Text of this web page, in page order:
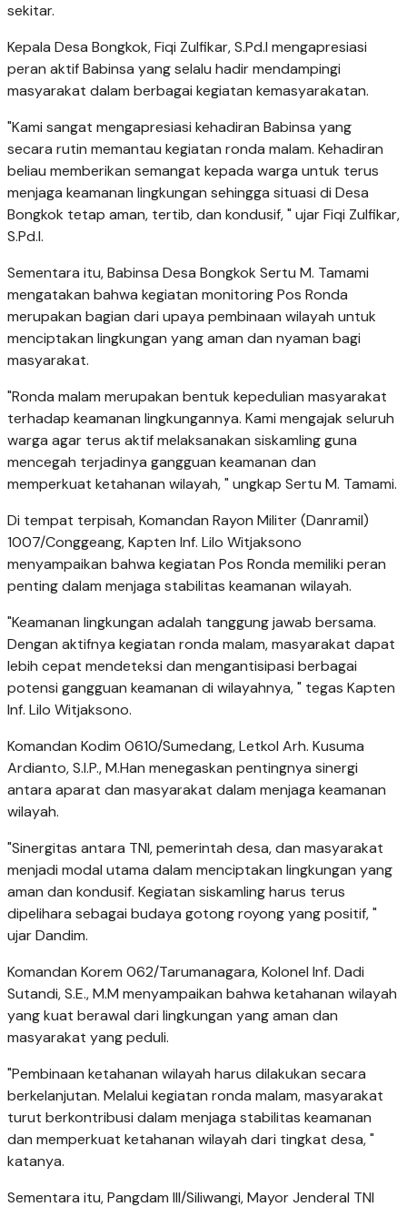
sekitar.
Kepala Desa Bongkok, Fiqi Zulfikar, S.Pd.I mengapresiasi
peran aktif Babinsa yang selalu hadir mendampingi
masyarakat dalam berbagai kegiatan kemasyarakatan.
"Kami sangat mengapresiasi kehadiran Babinsa yang
secara rutin memantau kegiatan ronda malam. Kehadiran
beliau memberikan semangat kepada warga untuk terus
menjaga keamanan lingkungan sehingga situasi di Desa
Bongkok tetap aman, tertib, dan kondusif, " ujar Fiqi Zulfikar,
S.Pd.I.
Sementara itu, Babinsa Desa Bongkok Sertu M. Tamami
mengatakan bahwa kegiatan monitoring Pos Ronda
merupakan bagian dari upaya pembinaan wilayah untuk
menciptakan lingkungan yang aman dan nyaman bagi
masyarakat.
"Ronda malam merupakan bentuk kepedulian masyarakat
terhadap keamanan lingkungannya. Kami mengajak seluruh
warga agar terus aktif melaksanakan siskamling guna
mencegah terjadinya gangguan keamanan dan
memperkuat ketahanan wilayah, " ungkap Sertu M. Tamami.
Di tempat terpisah, Komandan Rayon Militer (Danramil)
1007/Conggeang, Kapten Inf. Lilo Witjaksono
menyampaikan bahwa kegiatan Pos Ronda memiliki peran
penting dalam menjaga stabilitas keamanan wilayah.
"Keamanan lingkungan adalah tanggung jawab bersama.
Dengan aktifnya kegiatan ronda malam, masyarakat dapat
lebih cepat mendeteksi dan mengantisipasi berbagai
potensi gangguan keamanan di wilayahnya, " tegas Kapten
Inf. Lilo Witjaksono.
Komandan Kodim 0610/Sumedang, Letkol Arh. Kusuma
Ardianto, S.I.P., M.Han menegaskan pentingnya sinergi
antara aparat dan masyarakat dalam menjaga keamanan
wilayah.
"Sinergitas antara TNI, pemerintah desa, dan masyarakat
menjadi modal utama dalam menciptakan lingkungan yang
aman dan kondusif. Kegiatan siskamling harus terus
dipelihara sebagai budaya gotong royong yang positif, "
ujar Dandim.
Komandan Korem 062/Tarumanagara, Kolonel Inf. Dadi
Sutandi, S.E., M.M menyampaikan bahwa ketahanan wilayah
yang kuat berawal dari lingkungan yang aman dan
masyarakat yang peduli.
"Pembinaan ketahanan wilayah harus dilakukan secara
berkelanjutan. Melalui kegiatan ronda malam, masyarakat
turut berkontribusi dalam menjaga stabilitas keamanan
dan memperkuat ketahanan wilayah dari tingkat desa, "
katanya.
Sementara itu, Pangdam III/Siliwangi, Mayor Jenderal TNI